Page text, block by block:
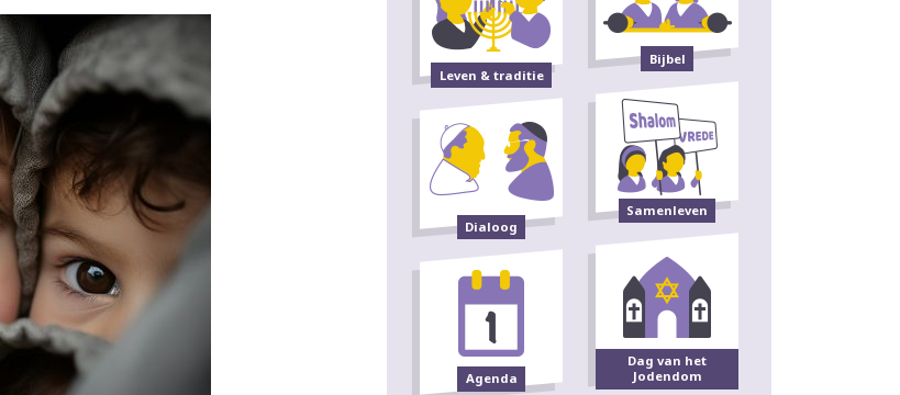
Leven & traditie
Bijbel
Dialoog
Samenleven
Agenda
Dag van het
Jodendom